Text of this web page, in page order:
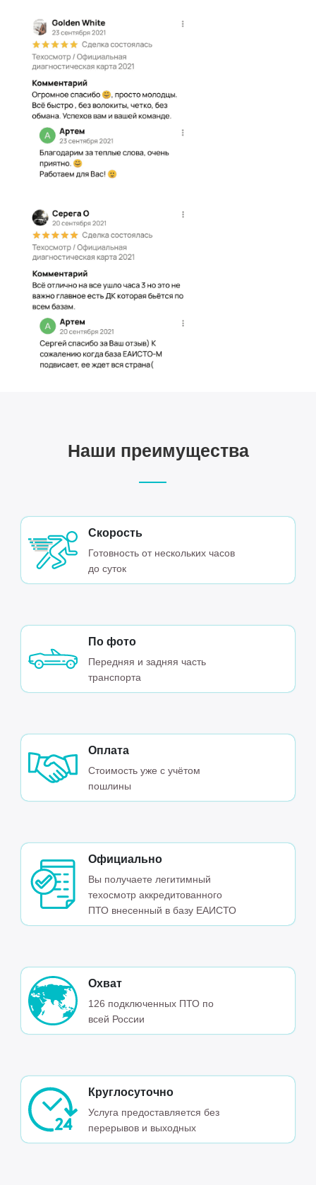
Наши преимущества
Скорость
Готовность от нескольких часов
до суток
По фото
Передняя и задняя часть
транспорта
Оплата
Стоимость уже с учётом
пошлины
Официально
Вы получаете легитимный
техосмотр аккредитованного
ПТО внесенный в базу ЕАИСТО
Охват
126 подключенных ПТО по
всей России
Круглосуточно
Услуга предоставляется без
перерывов и выходных